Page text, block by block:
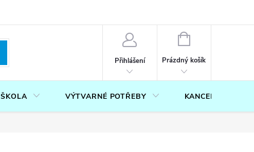
Přihlášení
NÁKUPNÍ
Prázdný košík
ŠKOLA VÝTVARNÉ POTŘEBY KANCELÁŘ